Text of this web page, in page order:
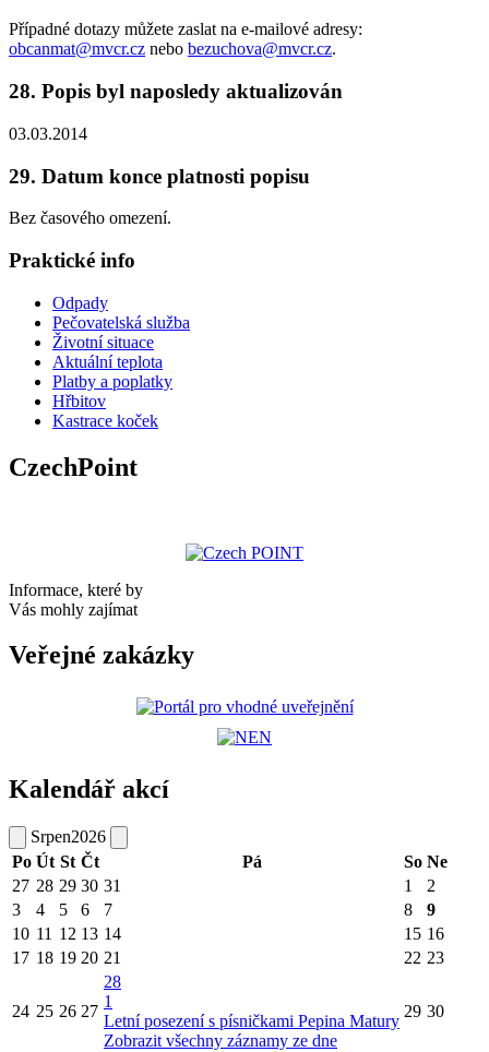
Případné dotazy můžete zaslat na e-mailové adresy:
obcanmat@mvcr.cz nebo bezuchova@mvcr.cz.
28. Popis byl naposledy aktualizován
03.03.2014
29. Datum konce platnosti popisu
Bez časového omezení.
Praktické info
Odpady
Pečovatelská služba
Životní situace
Aktuální teplota
Platby a poplatky
Hřbitov
Kastrace koček
CzechPoint
Informace, které by
Vás mohly zajímat
Veřejné zakázky
Kalendář akcí
Srpen2026
Po Út St Čt Pá So Ne
27 28 29 30 31 1
2
3
4 5 6 7 8
9
10 11 12 13 14 15 16
17 18 19 20 21 22 23
24 25 26 27
28
1
Letní posezení s písničkami Pepina Matury
Zobrazit všechny záznamy ze dne
29 30